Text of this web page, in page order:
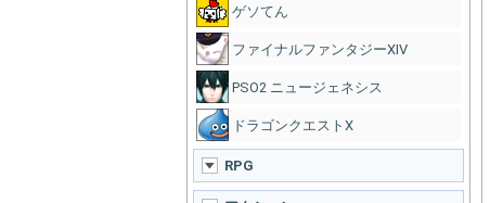
ゲソてん
ファイナルファンタジーXIV
PSO2 ニュージェネシス
ドラゴンクエストX
RPG